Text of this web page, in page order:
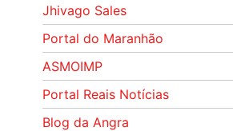
Jhivago Sales
Portal do Maranhão
ASMOIMP
Portal Reais Notí­cias
Blog da Angra